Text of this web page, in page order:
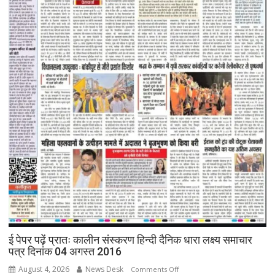
ई पेपर पढ़ें प्रातः कालीन संस्करण हिन्दी दैनिक धारा लक्ष्य समाचार
पत्र दिनांक 04 अगस्त 2016
August 4, 2026 News Desk Comments Offon